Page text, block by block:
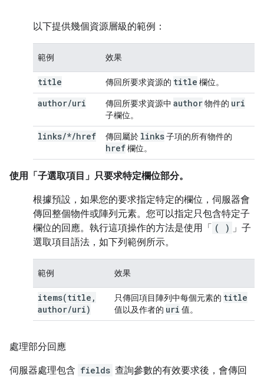
以下提供幾個資源層級的範例：
範例 效果
title 傳回所要求資源的 title 欄位。
author/uri 傳回所要求資源中 author物件的 uri
子欄位。
links/*/href 傳回屬於 links子項的所有物件的
href欄位。
使用「子選取項目」 只要求特定欄位部分。
根據預設，如果您的要求指定特定的欄位，伺服器會
傳回整個物件或陣列元素。您可以指定只包含特定子
欄位的回應。執行這項操作的方法是使用「 ( ) 」子
選取項目語法，如下列範例所示。
範例 效果
items(title ,
author/uri)
只傳回項目陣列中每個元素的 title
值以及作者的 uri 值。
處理部分回應
伺服器處理包含 fields 查詢參數的有效要求後，會傳回